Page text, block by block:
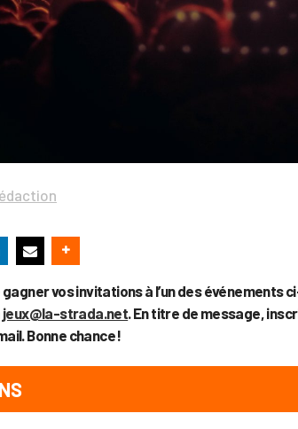
vos invitations à l’un des événements
jeux@la-strada.net. En titre de message,
Bonne chance !